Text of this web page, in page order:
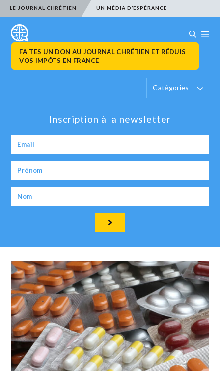
LE JOURNAL CHRÉTIEN UN MÉDIA D’ESPÉRANCE
FAITES UN DON AU JOURNAL CHRÉTIEN ET RÉDUIS
VOS IMPÔTS EN FRANCE
Catégories
Inscription à la newsletter